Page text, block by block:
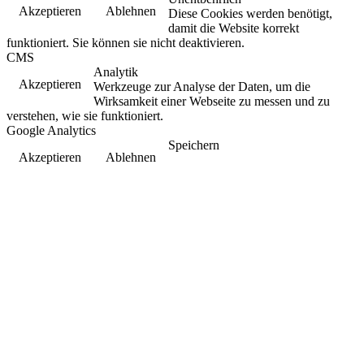
Akzeptieren
Ablehnen
Diese Cookies werden benötigt,
damit die Website korrekt
funktioniert. Sie können sie nicht deaktivieren.
CMS
Akzeptieren
Analytik
Werkzeuge zur Analyse der Daten, um die
Wirksamkeit einer Webseite zu messen und zu
verstehen, wie sie funktioniert.
Google Analytics
Akzeptieren
Ablehnen
Speichern